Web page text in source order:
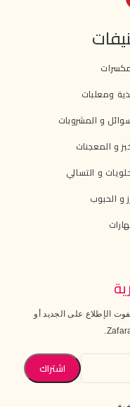
ومعلبات
و المشروبات
و المعجنات
و التسالي
و الحبوب
الإطلاع على الجديد أو